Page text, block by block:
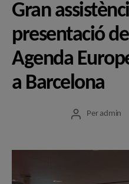
Gran
presentació
Agenda
a Barcelona
Autor
Per admin